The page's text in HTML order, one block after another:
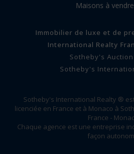
Maisons à
Immobilier de luxe et de
International Realty
Sotheby's
Sotheby's
Sotheby's International Realty ®
licenciée en France et à Monaco à
France -
Chaque agence est une entreprise
façon